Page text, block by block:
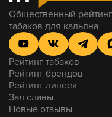
Общественный рейтинг
табаков для кальяна
Рейтинг табаков
Рейтинг брендов
Рейтинг линеек
Зал славы
Новые отзывы